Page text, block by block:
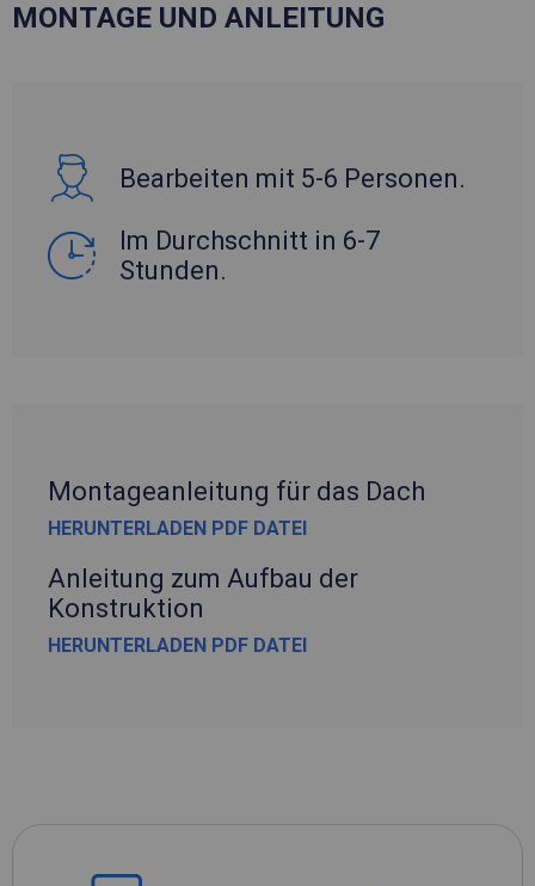
MONTAGE UND ANLEITUNG
Bearbeiten mit 5-6 Personen.
Im Durchschnitt in 6-7
Stunden.
Montageanleitung für das Dach
HERUNTERLADEN PDF DATEI
Anleitung zum Aufbau der
Konstruktion
HERUNTERLADEN PDF DATEI